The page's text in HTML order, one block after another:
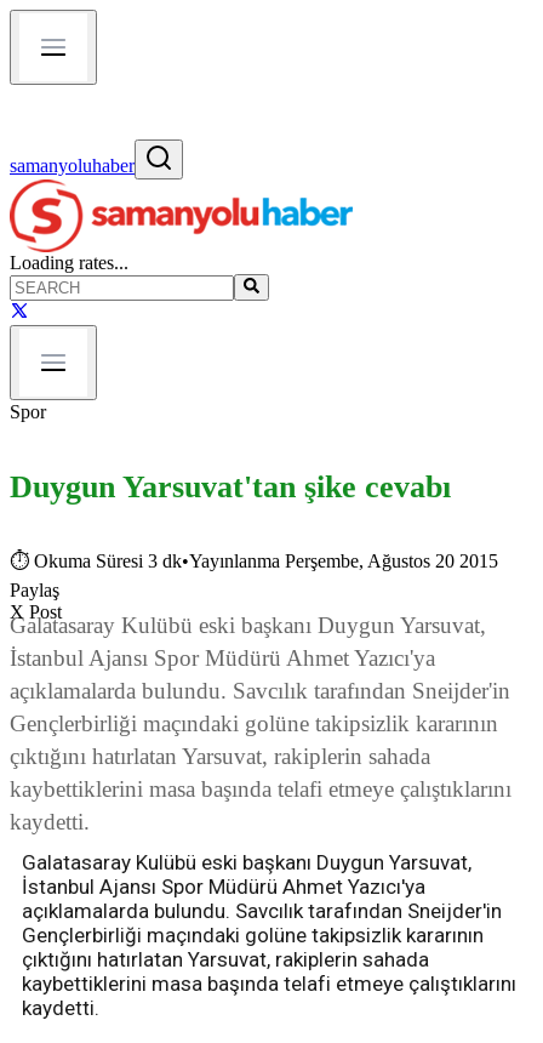
samanyoluhaber
Loading rates...
Spor
Duygun Yarsuvat'tan şike cevabı
⏱ Okuma Süresi 3 dk•Yayınlanma Perşembe, Ağustos 20 2015
Paylaş
X Post
Galatasaray Kulübü eski başkanı Duygun Yarsuvat,
İstanbul Ajansı Spor Müdürü Ahmet Yazıcı'ya
açıklamalarda bulundu. Savcılık tarafından Sneijder'in
Gençlerbirliği maçındaki golüne takipsizlik kararının
çıktığını hatırlatan Yarsuvat, rakiplerin sahada
kaybettiklerini masa başında telafi etmeye çalıştıklarını
kaydetti.
Galatasaray Kulübü eski başkanı Duygun Yarsuvat,
İstanbul Ajansı Spor Müdürü Ahmet Yazıcı'ya
açıklamalarda bulundu. Savcılık tarafından Sneijder'in
Gençlerbirliği maçındaki golüne takipsizlik kararının
çıktığını hatırlatan Yarsuvat, rakiplerin sahada
kaybettiklerini masa başında telafi etmeye çalıştıklarını
kaydetti.